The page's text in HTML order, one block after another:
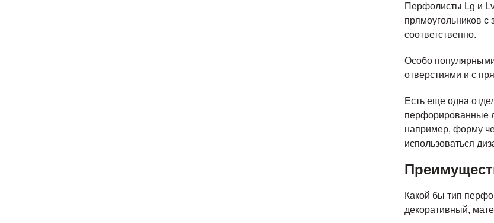
Перфолисты Lg и
прямоугольников
соответственно.
Особо
отверстиями и с
Есть еще одна
перфорированные
например, форму
использоваться
Какой бы тип
декоративный,